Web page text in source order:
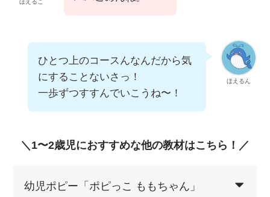
ほえるこ
ほえるん
ひとつ上のコースんなんだから気
にすることないさっ！
一歩ずつすすんでいこうね〜！
＼1〜2歳児におすすめな他の教材はこちら！／
幼児ポピー「ポピっこ ももちゃん」